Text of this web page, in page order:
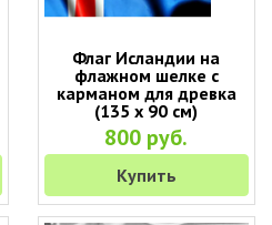
Флаг Исландии на
флажном шелке с
карманом для древка
(135 х 90 см)
800 руб.
Купить